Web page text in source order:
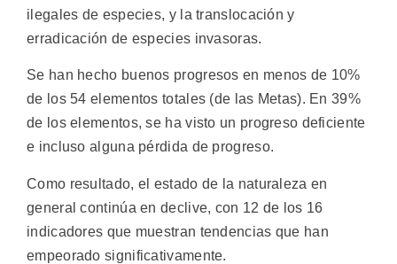
ilegales de especies, y la translocación y
erradicación de especies invasoras.
Se han hecho buenos progresos en menos de 10%
de los 54 elementos totales (de las Metas). En 39%
de los elementos, se ha visto un progreso deficiente
e incluso alguna pérdida de progreso.
Como resultado, el estado de la naturaleza en
general continúa en declive, con 12 de los 16
indicadores que muestran tendencias que han
empeorado significativamente.